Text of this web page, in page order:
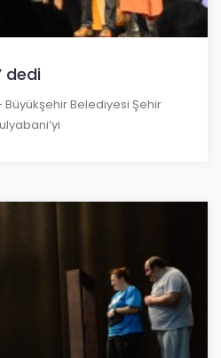
dedi
Büyükşehir Belediyesi Şehir